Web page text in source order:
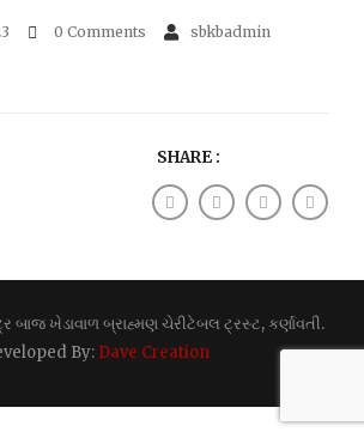
0 Comments sbkbadmin
SHARE :
બાજ ખેડાવાળ બ્રાહ્મણ ચેરીટેબલ ટ્રસ્ટ, કર્ણાવતી.
By: Dave Creation